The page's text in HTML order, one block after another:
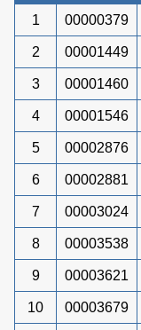
1 00000379
2 00001449
3 00001460
4 00001546
5 00002876
6 00002881
7 00003024
8 00003538
9 00003621
10 00003679